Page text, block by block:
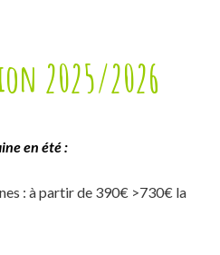
2025/2026
en été :
: à partir de 390€ >730€ la